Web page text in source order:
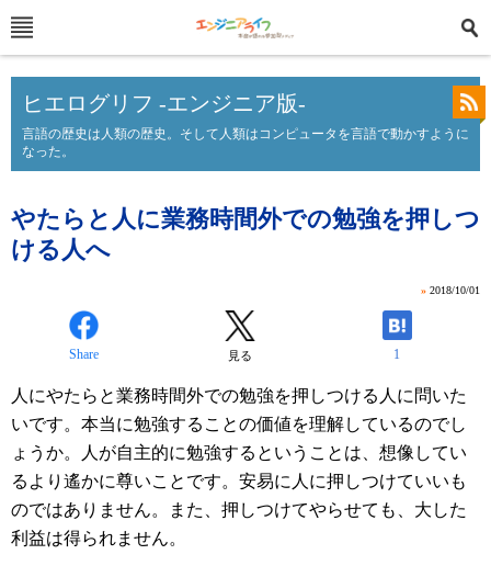
ヒエログリフ -エンジニア版-
言語の歴史は人類の歴史。そして人類はコンピュータを言語で動かすように
なった。
やたらと人に業務時間外での勉強を押しつ
ける人へ
» 2018/10/01
Share 見る 1
人にやたらと業務時間外での勉強を押しつける人に問いた
いです。本当に勉強することの価値を理解しているのでし
ょうか。人が自主的に勉強するということは、想像してい
るより遙かに尊いことです。安易に人に押しつけていいも
のではありません。また、押しつけてやらせても、大した
利益は得られません。